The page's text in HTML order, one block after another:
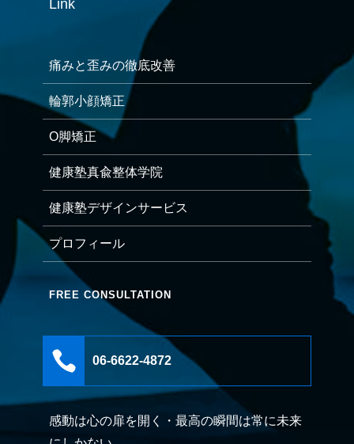
Link
痛みと歪みの徹底改善
輪郭小顔矯正
O脚矯正
健康塾真兪整体学院
健康塾デザインサービス
プロフィール
FREE CONSULTATION
 06-6622-4872
感動は心の扉を開く・最高の瞬間は常に未来